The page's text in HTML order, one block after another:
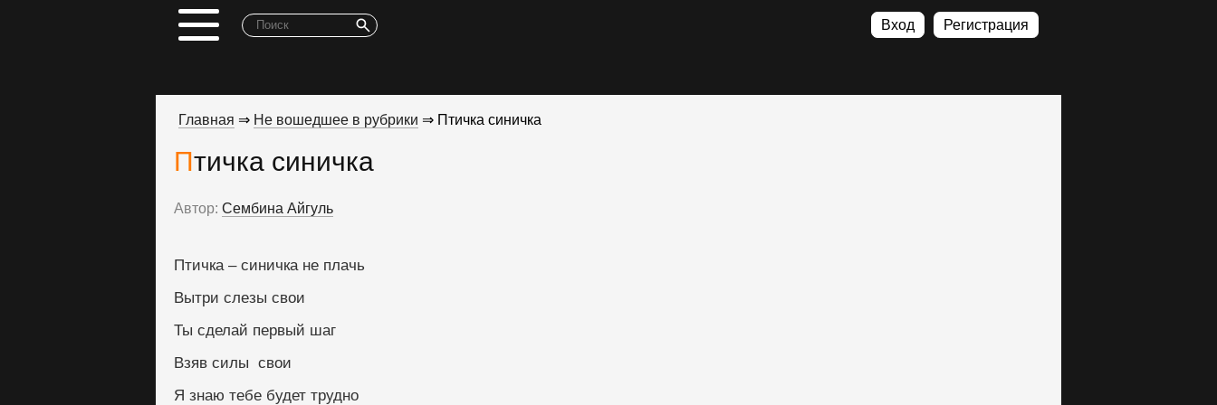
Вход Регистрация
Главная ⇒ Не вошедшее в рубрики ⇒ Птичка синичка
Птичка синичка
Автор: Сембина Айгуль
Птичка – синичка не плачь
Вытри слезы свои
Ты сделай первый шаг
Взяв силы  свои
Я знаю тебе будет трудно